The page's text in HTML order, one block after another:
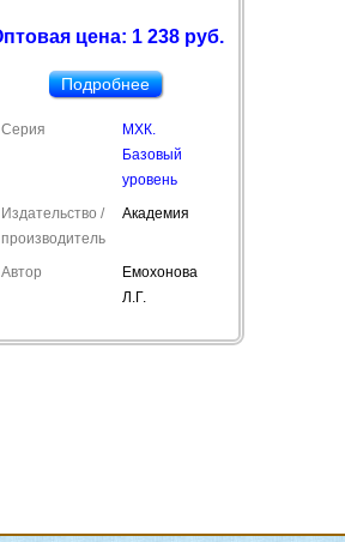
цена: 1 238 руб.
Подробнее
Серия
МХК.
Базовый
уровень
Издательство /
производитель
Академия
Автор
Емохонова
Л.Г.